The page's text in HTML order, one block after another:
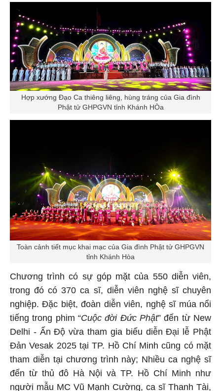
Hợp xướng Đạo Ca thiêng liêng, hùng tráng của Gia đình
Phật tử GHPGVN tỉnh Khánh HÒa
Toàn cảnh tiết mục khai mạc của Gia đình Phật tử GHPGVN
tỉnh Khánh Hòa
Chương trình có sự góp mặt của 550 diễn viên,
trong đó có 370 ca sĩ, diễn viên nghệ sĩ chuyên
nghiệp. Đặc biệt, đoàn diễn viên, nghệ sĩ múa nổi
tiếng trong phim “Cuộc đời Đức Phật” đến từ New
Delhi - Ấn Độ vừa tham gia biểu diễn Đại lễ Phật
Đản Vesak 2025 tại TP. Hồ Chí Minh cũng có mặt
tham diễn tại chương trình này; Nhiều ca nghệ sĩ
đến từ thủ đô Hà Nội và TP. Hồ Chí Minh như
người mẫu MC Vũ Mạnh Cường, ca sĩ Thanh Tài,